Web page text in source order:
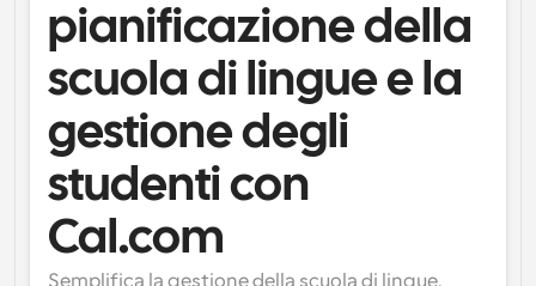
Per individui
Pianificazione personale semplificata
Per Team
Pianificazione collaborativa per gruppi
Per sviluppatori
Caratteristiche potenti e integrazioni
Per le imprese
Sviluppatore
Documentazione per Sviluppatori
Risorse
API
Crea le tue integrazioni personalizzate con la nostra
Cal.ai
pianificazione della
scuola di lingue e la
gestione degli
studenti con
Cal.com
Semplifica la gestione della scuola di lingue,